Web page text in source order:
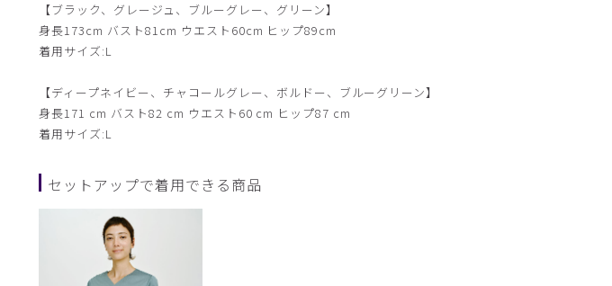
【ブラック、グレージュ、ブルーグレー、グリーン】
身長173cm バスト81cm ウエスト60cm ヒップ89cm
着用サイズ:L
【ディープネイビー、チャコールグレー、ボルドー、ブルーグリーン】
身長171 cm バスト82 cm ウエスト60 cm ヒップ87 cm
着用サイズ:L
セットアップで着用できる商品